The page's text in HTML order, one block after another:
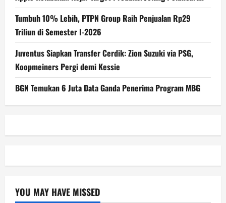
Tumbuh 10% Lebih, PTPN Group Raih Penjualan Rp29
Triliun di Semester I-2026
Juventus Siapkan Transfer Cerdik: Zion Suzuki via PSG,
Koopmeiners Pergi demi Kessie
BGN Temukan 6 Juta Data Ganda Penerima Program MBG
YOU MAY HAVE MISSED